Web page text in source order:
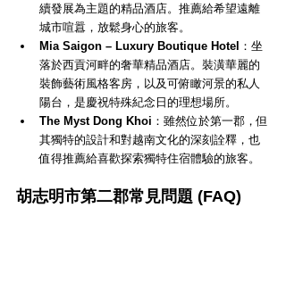
續發展為主題的精品酒店。推薦給希望遠離
城市喧囂，放鬆身心的旅客。
Mia Saigon – Luxury Boutique Hotel ：坐
落於西貢河畔的奢華精品酒店。裝潢華麗的
裝飾藝術風格客房，以及可俯瞰河景的私人
陽台，是慶祝特殊紀念日的理想場所。
The Myst Dong Khoi ：雖然位於第一郡，但
其獨特的設計和對越南文化的深刻詮釋，也
值得推薦給喜歡探索獨特住宿體驗的旅客。
胡志明市第二郡常見問題 (FAQ)